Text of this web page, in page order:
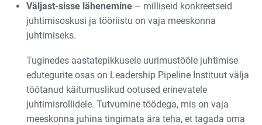
Väljast-sisse lähenemine – milliseid konkreetseid
juhtimisoskusi ja tööriistu on vaja meeskonna
juhtimiseks.
Tuginedes aastatepikkusele uurimustööle juhtimise
edutegurite osas on Leadership Pipeline Instituut välja
töötanud käitumuslikud ootused erinevatele
juhtimisrollidele. Tutvumine töödega, mis on vaja
meeskonna juhina tingimata ära teha, et tagada oma